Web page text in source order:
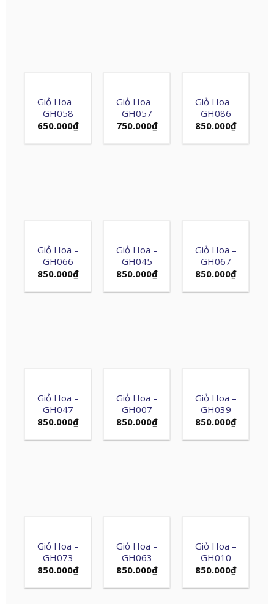
Giỏ Hoa –
GH058
650.000₫
Giỏ Hoa –
GH057
750.000₫
Giỏ Hoa –
GH086
850.000₫
Giỏ Hoa –
GH066
850.000₫
Giỏ Hoa –
GH045
850.000₫
Giỏ Hoa –
GH067
850.000₫
Giỏ Hoa –
GH047
850.000₫
Giỏ Hoa –
GH007
850.000₫
Giỏ Hoa –
GH039
850.000₫
Giỏ Hoa –
GH073
850.000₫
Giỏ Hoa –
GH063
850.000₫
Giỏ Hoa –
GH010
850.000₫